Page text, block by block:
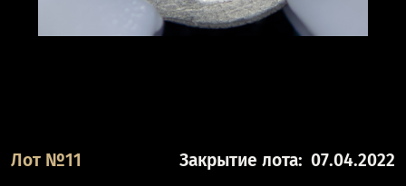
Лот №11 Закрытие лота: 07.04.2022